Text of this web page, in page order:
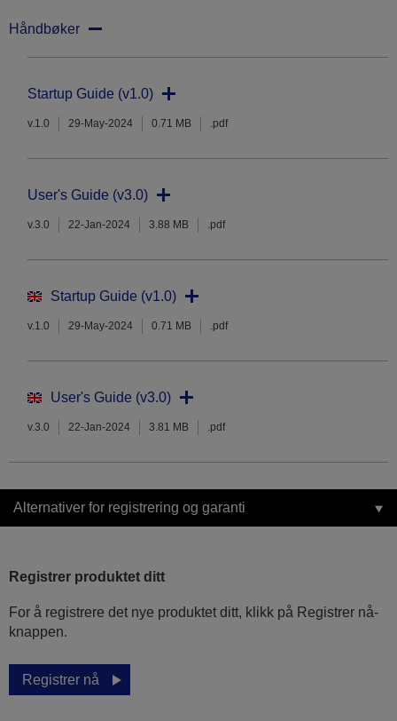
Håndbøker
Startup Guide (v1.0)
v.1.0 29-May-2024 0.71 MB .pdf
User's Guide (v3.0)
v.3.0 22-Jan-2024 3.88 MB .pdf
Startup Guide (v1.0)
v.1.0 29-May-2024 0.71 MB .pdf
User's Guide (v3.0)
v.3.0 22-Jan-2024 3.81 MB .pdf
Alternativer for registrering og garanti
Registrer produktet ditt
For å registrere det nye produktet ditt, klikk på Registrer nå-
knappen.
Registrer nå